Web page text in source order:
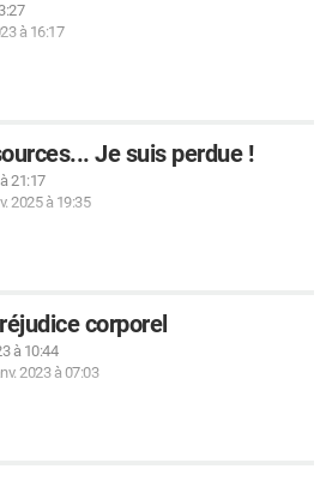
à 16:17
Je suis perdue !
21:17
2025 à 19:35
corporel
à 10:44
2023 à 07:03